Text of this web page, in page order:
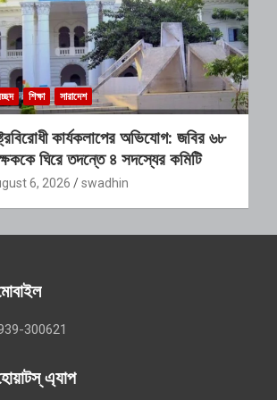
শিক্ষা সারাদেশ
কার্যকলাপের অভিযোগ: জবির ৬৮
ঘিরে তদন্তে ৪ সদস্যের কমিটি
6, 2026 swadhin
300621
এ্যাপ